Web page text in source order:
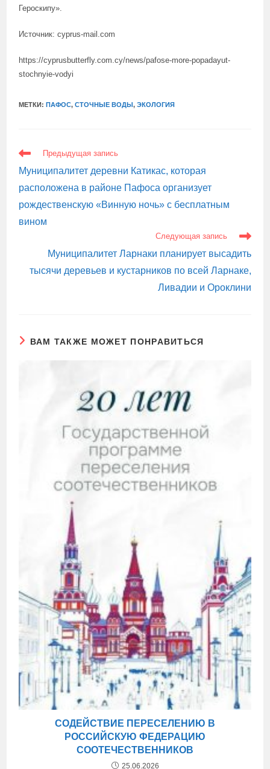
Героскипу».
Источник: cyprus-mail.com
https://cyprusbutterfly.com.cy/news/pafose-more-popadayut-
stochnyie-vodyi
МЕТКИ:ПАФОС, СТОЧНЫЕ ВОДЫ, ЭКОЛОГИЯ
ЕЩЕ
СТАТЬИ
Предыдущая запись
Муниципалитет деревни Катикас, которая
расположена в районе Пафоса организует
рождественскую «Винную ночь» с бесплатным
вином
Следующая запись
Муниципалитет Ларнаки планирует высадить
тысячи деревьев и кустарников по всей Ларнаке,
Ливадии и Ороклини
ВАМ ТАКЖЕ МОЖЕТ ПОНРАВИТЬСЯ
СОДЕЙСТВИЕ ПЕРЕСЕЛЕНИЮ В
РОССИЙСКУЮ ФЕДЕРАЦИЮ
СООТЕЧЕСТВЕННИКОВ
25.06.2026